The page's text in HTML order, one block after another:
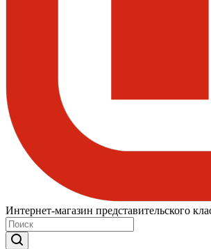
Интернет-магазин представительского